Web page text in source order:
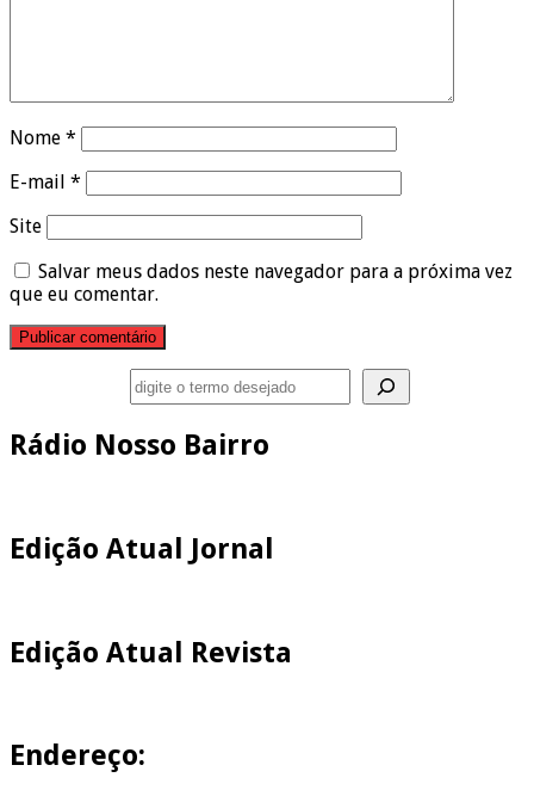
Nome *
E-mail *
Site
Salvar meus dados neste navegador para a próxima vez
que eu comentar.
Rádio Nosso Bairro
Edição Atual Jornal
Edição Atual Revista
Endereço: